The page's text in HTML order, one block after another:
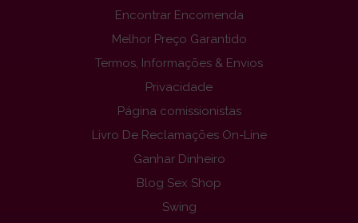
Encontrar Encomenda
Melhor Preço Garantido
Termos, Informações & Envios
Privacidade
Página comissionistas
Livro De Reclamações On-Line
Ganhar Dinheiro
Blog Sex Shop
Swing